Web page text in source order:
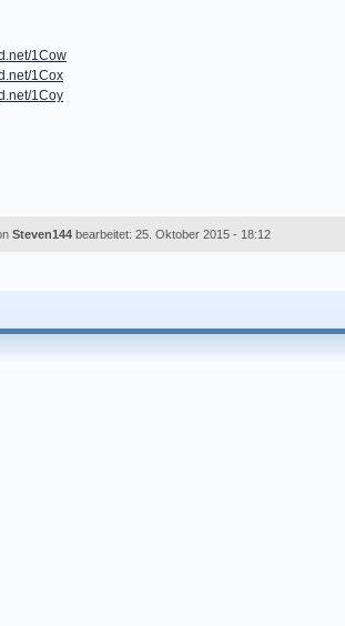
1Cow
1Cox
1Coy
Steven144 bearbeitet: 25. Oktober 2015 - 18:12